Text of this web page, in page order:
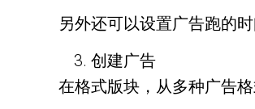
另外还可以设置广告跑的
创建广告
在格式版块，从多种广告